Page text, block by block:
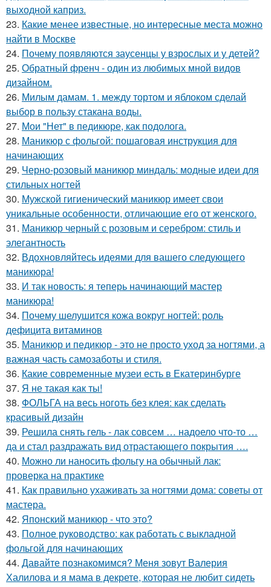
выходной каприз.
23. Какие менее известные, но интересные места можно
найти в Москве
24. Почему появляются заусенцы у взрослых и у детей?
25. Обратный френч - один из любимых мной видов
дизайном.
26. Милым дамам. 1. между тортом и яблоком сделай
выбор в пользу стакана воды.
27. Мои "Нет" в педикюре, как подолога.
28. Маникюр с фольгой: пошаговая инструкция для
начинающих
29. Черно-розовый маникюр миндаль: модные идеи для
стильных ногтей
30. Мужской гигиенический маникюр имеет свои
уникальные особенности, отличающие его от женского.
31. Маникюр черный с розовым и серебром: стиль и
элегантность
32. Вдохновляйтесь идеями для вашего следующего
маникюра!
33. И так новость: я теперь начинающий мастер
маникюра!
34. Почему шелушится кожа вокруг ногтей: роль
дефицита витаминов
35. Маникюр и педикюр - это не просто уход за ногтями, а
важная часть самозаботы и стиля.
36. Какие современные музеи есть в Екатеринбурге
37. Я не такая как ты!
38. ФОЛЬГА на весь ноготь без клея: как сделать
красивый дизайн
39. Решила снять гель - лак совсем … надоело что-то …
да и стал раздражать вид отрастающего покрытия ….
40. Можно ли наносить фольгу на обычный лак:
проверка на практике
41. Как правильно ухаживать за ногтями дома: советы от
мастера.
42. Японский маникюр - что это?
43. Полное руководство: как работать с выкладной
фольгой для начинающих
44. Давайте познакомимся? Меня зовут Валерия
Халилова и я мама в декрете, которая не любит сидеть